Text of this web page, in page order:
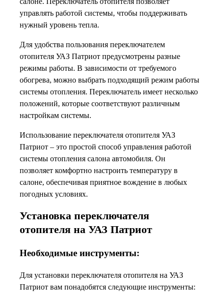
управлять работой системы, чтобы поддерживать
нужный уровень тепла.
Для удобства пользования переключателем
отопителя УАЗ Патриот предусмотрены разные
режимы работы. В зависимости от требуемого
обогрева, можно выбрать подходящий режим работы
системы отопления. Переключатель имеет несколько
положений, которые соответствуют различным
настройкам системы.
Использование переключателя отопителя УАЗ
Патриот – это простой способ управления работой
системы отопления салона автомобиля. Он
позволяет комфортно настроить температуру в
салоне, обеспечивая приятное вождение в любых
погодных условиях.
Установка переключателя
отопителя на УАЗ Патриот
Необходимые инструменты:
Для установки переключателя отопителя на УАЗ
Патриот вам понадобятся следующие инструменты: